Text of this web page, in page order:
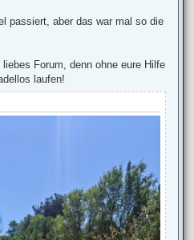
passiert, aber das war mal so die
Forum, denn ohne eure Hilfe
laufen!